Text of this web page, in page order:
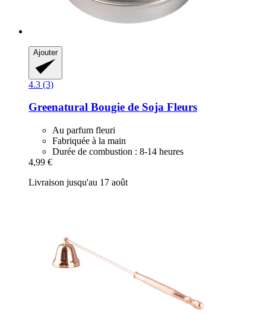
Ajouter
4.3 (3)
Greenatural Bougie de Soja Fleurs
Au parfum fleuri
Fabriquée à la main
Durée de combustion : 8-14 heures
4,99 €
Livraison jusqu'au 17 août